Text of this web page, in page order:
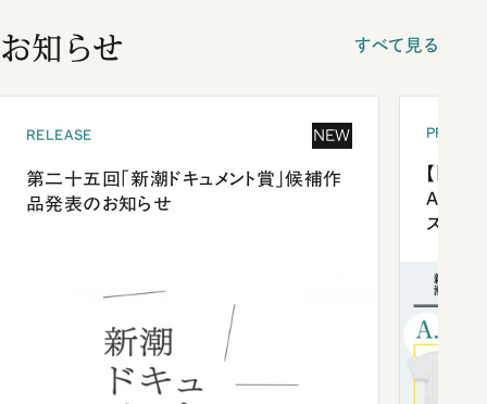
お知らせ すべて見る
RELEASE NEW
第二十五回「新潮ドキュメント賞」候補作
品発表のお知らせ
【「新
ズプレ